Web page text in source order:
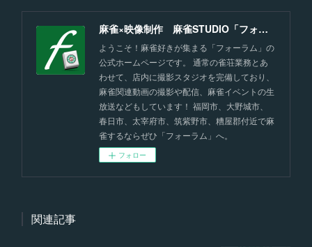
麻雀×映像制作 麻雀STUDIO「フォーラム」福岡
ようこそ！麻雀好きが集まる「フォーラム」の
公式ホームページです。 通常の雀荘業務とあ
わせて、店内に撮影スタジオを完備しており、
麻雀関連動画の撮影や配信、麻雀イベントの生
放送などもしています！ 福岡市、大野城市、
春日市、太宰府市、筑紫野市、糟屋郡付近で麻
雀するならぜひ「フォーラム」へ。
フォロー
関連記事